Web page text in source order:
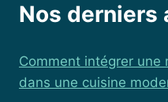
Nos derniers
Comment intégrer une
dans une cuisine